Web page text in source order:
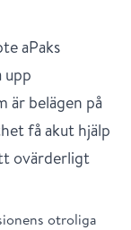
aPaks
upp
är belägen på
få akut hjälp
ovärderligt
otroliga